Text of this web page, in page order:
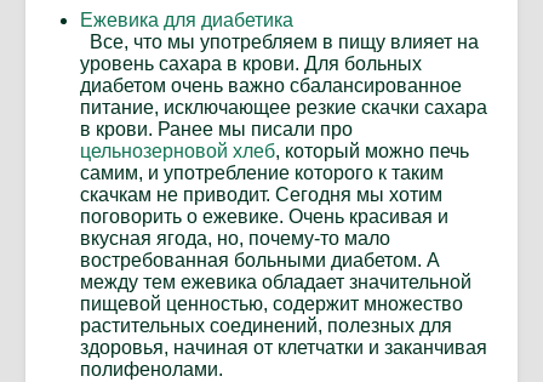
Ежевика для диабетика
Все, что мы употребляем в пищу влияет на
уровень сахара в крови. Для больных
диабетом очень важно сбалансированное
питание, исключающее резкие скачки сахара
в крови. Ранее мы писали про
цельнозерновой хлеб, который можно печь
самим, и употребление которого к таким
скачкам не приводит. Сегодня мы хотим
поговорить о ежевике. Очень красивая и
вкусная ягода, но, почему-то мало
востребованная больными диабетом. А
между тем ежевика обладает значительной
пищевой ценностью, содержит множество
растительных соединений, полезных для
здоровья, начиная от клетчатки и заканчивая
полифенолами.